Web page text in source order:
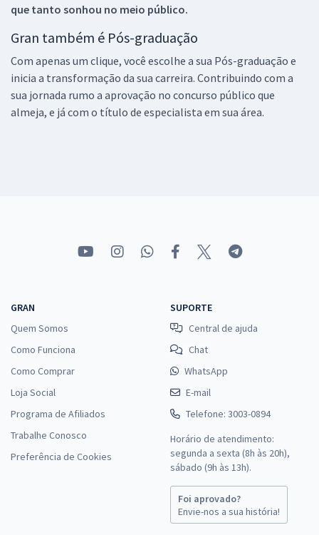
que tanto sonhou no meio público.
Gran também é Pós-graduação
Com apenas um clique, você escolhe a sua Pós-graduação e
inicia a transformação da sua carreira. Contribuindo com a
sua jornada rumo a aprovação no concurso público que
almeja, e já com o título de especialista em sua área.
GRAN
Quem Somos
Como Funciona
Como Comprar
Loja Social
Programa de Afiliados
Trabalhe Conosco
Preferência de Cookies
SUPORTE
Central de ajuda
Chat
WhatsApp
E-mail
Telefone: 3003-0894
Horário de atendimento:
segunda a sexta (8h às 20h),
sábado (9h às 13h).
Foi aprovado?
Envie-nos a sua história!